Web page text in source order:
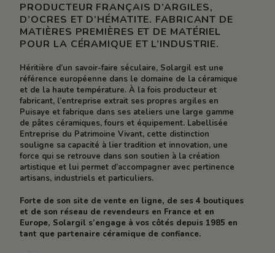
PRODUCTEUR FRANÇAIS D’ARGILES,
D’OCRES ET D’HÉMATITE. FABRICANT DE
MATIÈRES PREMIÈRES ET DE MATÉRIEL
POUR LA CÉRAMIQUE ET L’INDUSTRIE.
Héritière d’un savoir-faire séculaire, Solargil est une
référence européenne dans le domaine de la céramique
et de la haute température. À la fois producteur et
fabricant, l’entreprise extrait ses propres argiles en
Puisaye et fabrique dans ses ateliers une large gamme
de pâtes céramiques, fours et équipement. Labellisée
Entreprise du Patrimoine Vivant, cette distinction
souligne sa capacité à lier tradition et innovation, une
force qui se retrouve dans son soutien à la création
artistique et lui permet d’accompagner avec pertinence
artisans, industriels et particuliers.
Forte de son site de vente en ligne, de ses 4 boutiques
et de son réseau de revendeurs en France et en
Europe, Solargil s’engage à vos côtés depuis 1985 en
tant que partenaire céramique de confiance.